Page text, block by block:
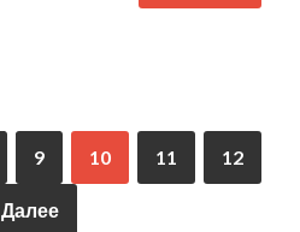
9 10 11 12
Далее